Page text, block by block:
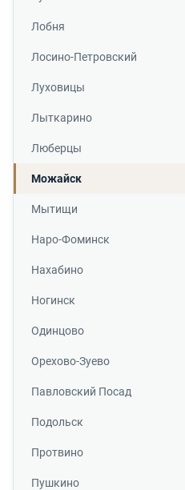
Лобня
Лосино-Петровский
Луховицы
Лыткарино
Люберцы
Можайск
Мытищи
Наро-Фоминск
Нахабино
Ногинск
Одинцово
Орехово-Зуево
Павловский Посад
Подольск
Протвино
Пушкино